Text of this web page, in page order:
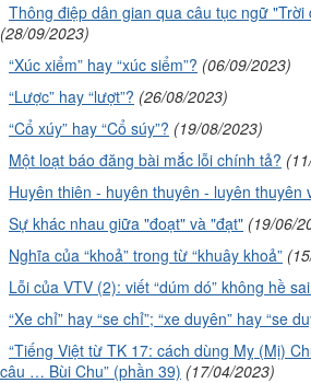
Thông điệp dân gian qua câu tục ngữ
(28/09/2023)
“Xúc xiểm” hay “xúc siểm”? (06/09/2023)
“Lược” hay “lượt”? (26/08/2023)
“Cổ xúy” hay “Cổ súy”? (19/08/2023)
Một loạt báo đăng bài mắc lỗi chính tả?
Huyên thiên - huyên thuyên - luyên thuyên
Sự khác nhau giữa "đoạt" và "đạt" (19/06/
Nghĩa của “khoả” trong từ “khuây khoả”
Lỗi của VTV (2): viết “dúm dó” không hề
“Xe chỉ” hay “se chỉ”; “xe duyên” hay “se
“Tiếng Việt từ TK 17: cách dùng Mỵ (Mị)
câu … Bùi Chu” (phần 39) (17/04/2023)